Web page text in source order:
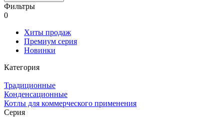
Фильтры
0
Хиты продаж
Премиум серия
Новинки
Категория
Традиционные
Конденсационные
Котлы для коммерческого применения
Серия